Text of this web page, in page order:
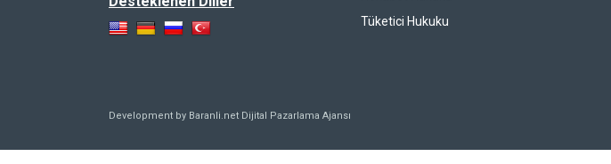
Tüketici Hukuku
Development by Baranli.net Dijital Pazarlama Ajansı